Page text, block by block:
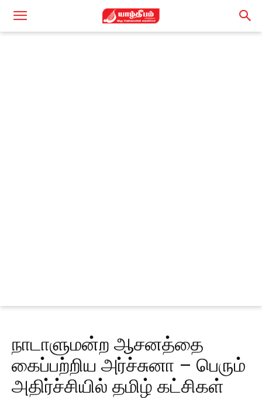
நாடாளுமன்ற ஆசனத்தை
கைப்பற்றிய அர்ச்சுனா – பெரும்
அதிர்ச்சியில் தமிழ் கட்சிகள்